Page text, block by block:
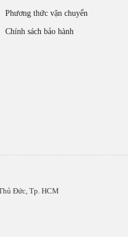
Phương thức vận chuyển
Chính sách bảo hành
Đức, Tp. HCM